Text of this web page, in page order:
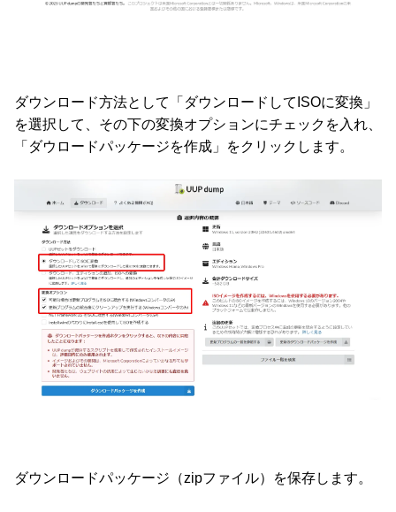
ダウンロード方法として「ダウンロードしてISOに変換」
を選択して、その下の変換オプションにチェックを入れ、
「ダウロードパッケージを作成」をクリックします。
ダウンロードパッケージ（zipファイル）を保存します。